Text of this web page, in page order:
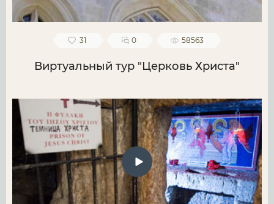
31 0 58563
Виртуальный тур "Церковь Христа"